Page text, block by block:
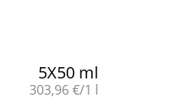
5X50 ml
Grundpreis:
303,96 €/1 l